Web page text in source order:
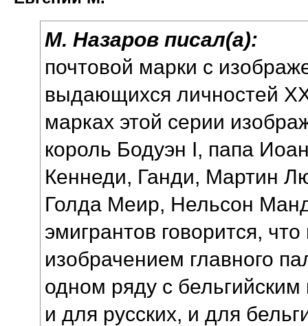
М. Назаров писал(а):
почтовой марки с
выдающихся личностей
марках этой серии
король Бодуэн I, папа
Кеннеди, Ганди, Мартин
Голда Меир, Нельсон
эмигрантов говорится,
изобрачением главного
одном ряду с
и для русских, и для